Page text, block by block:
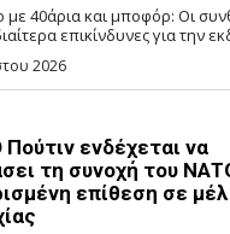
με 40άρια και μποφόρ: Οι
επικίνδυνες για την
2026
Πούτιν ενδέχεται να
τη συνοχή του
επίθεση σε